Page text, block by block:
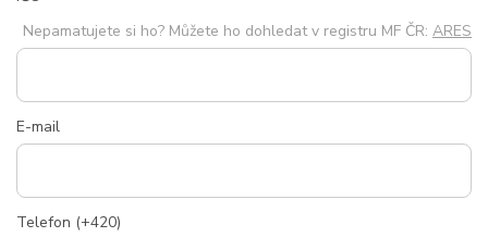
Nepamatujete si ho? Můžete ho dohledat v registru MF ČR: ARES
E-mail
Telefon (+420)